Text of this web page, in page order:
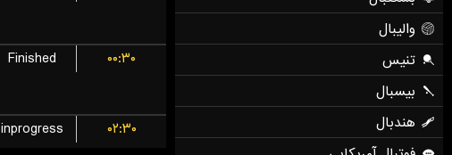
Finished
۰۰:۳۰
inprogress ۰۲:۳۰